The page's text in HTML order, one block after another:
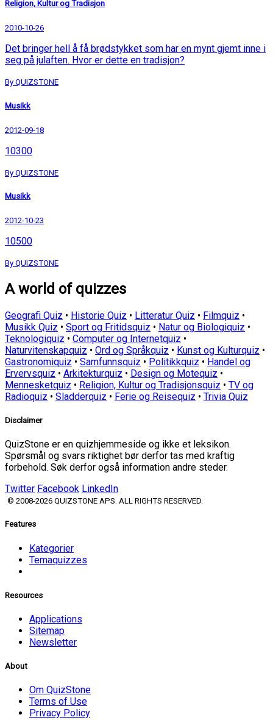
Religion, Kultur og Tradisjon
2010-10-26
Det bringer hell å få brødstykket som har en mynt gjemt inne i
seg på julaften. Hvor er dette en tradisjon?
By QUIZSTONE
Musikk
2012-09-18
10300
By QUIZSTONE
Musikk
2012-10-23
10500
By QUIZSTONE
A world of quizzes
Geografi Quiz • Historie Quiz • Litteratur Quiz • Filmquiz •
Musikk Quiz • Sport og Fritidsquiz • Natur og Biologiquiz •
Teknologiquiz • Computer og Internetquiz •
Naturvitenskapquiz • Ord og Språkquiz • Kunst og Kulturquiz •
Gastronomiquiz • Samfunnsquiz • Politikkquiz • Handel og
Ervervsquiz • Arkitekturquiz • Design og Motequiz •
Mennesketquiz • Religion, Kultur og Tradisjonsquiz • TV og
Radioquiz • Sladderquiz • Ferie og Reisequiz • Trivia Quiz
Disclaimer
QuizStone er en quizhjemmeside og ikke et leksikon.
Spørsmål og svars riktighet bør derfor tas med kraftig
forbehold. Søk derfor også information andre steder.
Twitter Facebook LinkedIn
© 2008-2026 QUIZSTONE APS. ALL RIGHTS RESERVED.
Features
Kategorier
Temaquizzes
Resources
Applications
Sitemap
Newsletter
About
Om QuizStone
Terms of Use
Privacy Policy